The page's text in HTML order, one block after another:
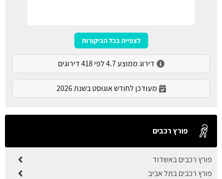
לצפייה בכל הביקורות
דירוג ממוצע 4.7 לפי 418 דירוגים
מעודכן לחודש אוגוסט בשנת 2026
פורץ רכבים
פורץ רכבים באשדוד
פורץ רכבים בתל אביב